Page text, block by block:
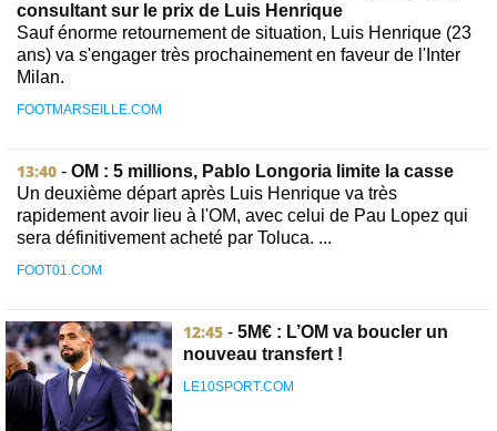
consultant sur le prix de Luis Henrique
Sauf énorme retournement de situation, Luis Henrique (23
ans) va s'engager très prochainement en faveur de l'Inter
Milan.
FOOTMARSEILLE.COM
13:40 - OM : 5 millions, Pablo Longoria limite la casse
Un deuxième départ après Luis Henrique va très
rapidement avoir lieu à l'OM, avec celui de Pau Lopez qui
sera définitivement acheté par Toluca. ...
FOOT01.COM
12:45 - 5M€ : L’OM va boucler un
nouveau transfert !
LE10SPORT.COM